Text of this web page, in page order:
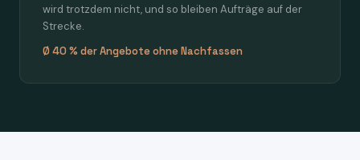
wird trotzdem nicht, und so bleiben Aufträge auf der
Strecke.
Ø 40 % der Angebote ohne Nachfassen